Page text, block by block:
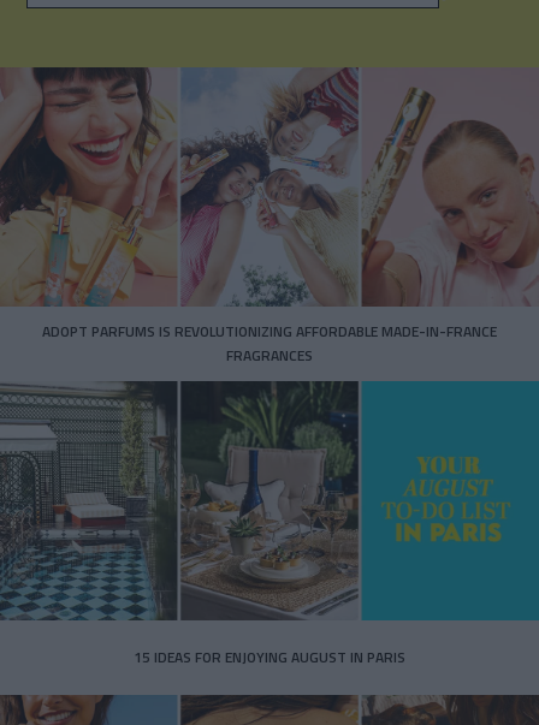
ADOPT PARFUMS IS REVOLUTIONIZING AFFORDABLE MADE-IN-FRANCE
FRAGRANCES
15 IDEAS FOR ENJOYING AUGUST IN PARIS